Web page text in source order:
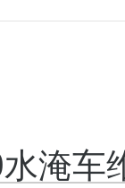
淹车